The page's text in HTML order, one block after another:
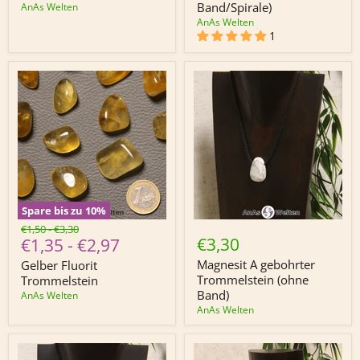
AnAs Welten
Band/Spirale)
AnAs Welten
1
Spare bis zu 10%
Gelber
Fluorit
Trommelstein
Ursprünglicher
Preis
€1,50-Ursprünglicher
Preis
€3,30
€1,35 - €2,97
Gelber Fluorit
Trommelstein
AnAs Welten
Magnesit
A
gebohrter
Trommelstein
(ohne
Band)
€3,30
Magnesit A gebohrter
Trommelstein (ohne
Band)
AnAs Welten